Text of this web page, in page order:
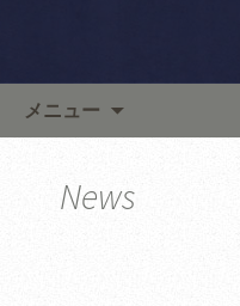
メニュー
News